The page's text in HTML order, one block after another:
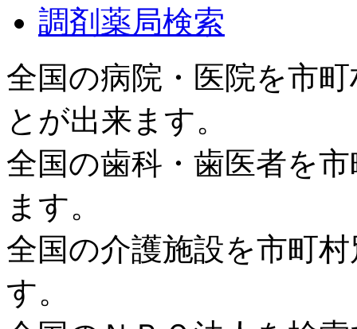
調剤薬局検索
全国の病院・医院を市
とが出来ます。
全国の歯科・歯医者を
ます。
全国の介護施設を市町
す。